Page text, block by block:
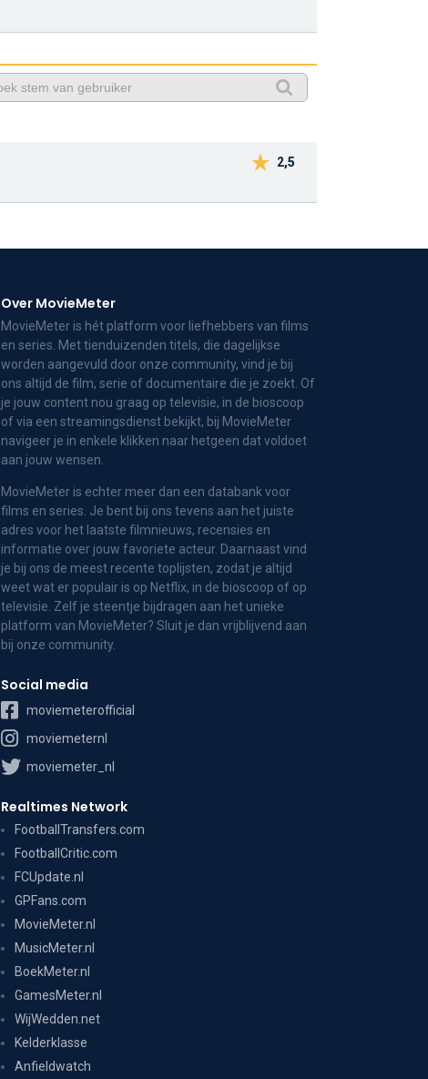
2,5
Over MovieMeter
MovieMeter is hét platform voor liefhebbers van films
en series. Met tienduizenden titels, die dagelijkse
worden aangevuld door onze community, vind je bij
ons altijd de film, serie of documentaire die je zoekt. Of
je jouw content nou graag op televisie, in de bioscoop
of via een streamingsdienst bekijkt, bij MovieMeter
navigeer je in enkele klikken naar hetgeen dat voldoet
aan jouw wensen.
MovieMeter is echter meer dan een databank voor
films en series. Je bent bij ons tevens aan het juiste
adres voor het laatste filmnieuws, recensies en
informatie over jouw favoriete acteur. Daarnaast vind
je bij ons de meest recente toplijsten, zodat je altijd
weet wat er populair is op Netflix, in de bioscoop of op
televisie. Zelf je steentje bijdragen aan het unieke
platform van MovieMeter? Sluit je dan vrijblijvend aan
bij onze community.
Social media
moviemeterofficial
moviemeternl
moviemeter_nl
Realtimes Network
FootballTransfers.com
FootballCritic.com
FCUpdate.nl
GPFans.com
MovieMeter.nl
MusicMeter.nl
BoekMeter.nl
GamesMeter.nl
WijWedden.net
Kelderklasse
Anfieldwatch